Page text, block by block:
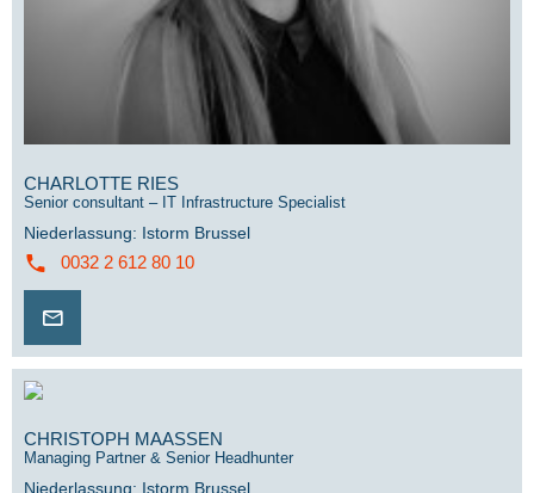
CHARLOTTE RIES
Senior consultant – IT Infrastructure Specialist
Niederlassung: Istorm Brussel
0032 2 612 80 10
CHRISTOPH MAASSEN
Managing Partner & Senior Headhunter
Niederlassung: Istorm Brussel